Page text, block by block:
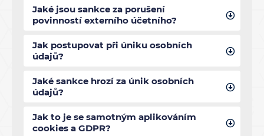
Jaké jsou sankce za porušení
povinností externího účetního?
Jak postupovat při úniku osobních
údajů?
Jaké sankce hrozí za únik osobních
údajů?
Jak to je se samotným aplikováním
cookies a GDPR?